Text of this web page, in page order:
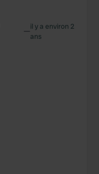
—il y a environ 2
ans